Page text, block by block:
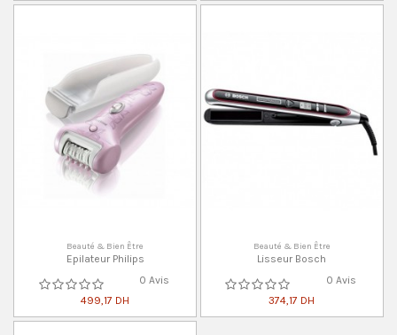
Beauté & Bien Être
Epilateur Philips
0 Avis
499,17 DH
Beauté & Bien Être
Lisseur Bosch
0 Avis
374,17 DH